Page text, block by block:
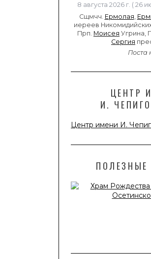
8 августа 2026 г. ( 26
Сщмчч. Ермолая
иереев
Прп. Моисея Угрина,
Сергия
Поста
ЦЕНТР
И.
Центр имени И.